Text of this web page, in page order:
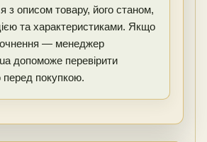
з описом товару, його станом,
та характеристиками. Якщо
— менеджер
допоможе перевірити
перед покупкою.